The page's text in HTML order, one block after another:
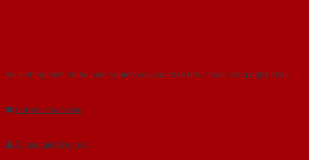
Với kinh nghiệm nhiêu năm nghiên cứu cửa theo tiêu chuẩn công nghệ Châu
Gửi yêu cầu tư vấn
Tải báo giá tổng hợp